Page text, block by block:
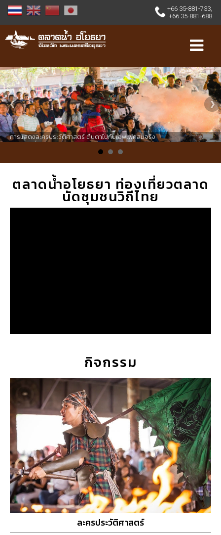
+66 35-881-733,
+66 35-881-688
การแสดงละครประวัติศาสตร์ ตื่นตาไปกับเอฟเฟคสมจริง
ตลาดน้ำอโยธยา ท่องเที่ยวตลาด
นัดชุมชนวิถีไทย
กิจกรรม
ละครประวัติศาสตร์